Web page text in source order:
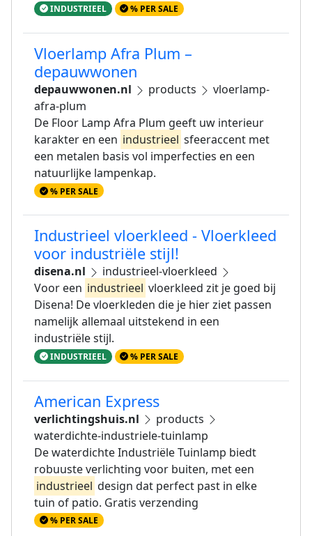
INDUSTRIEEL % PER SALE
Vloerlamp Afra Plum –
depauwwonen
depauwwonen.nl products
vloerlamp-
afra-plum
De Floor Lamp Afra Plum geeft uw interieur
karakter en een industrieel sfeeraccent met
een metalen basis vol imperfecties en een
natuurlijke lampenkap.
% PER SALE
Industrieel vloerkleed - Vloerkleed
voor industriële stijl!
disena.nl
industrieel-vloerkleed
Voor een industrieel vloerkleed zit je goed bij
Disena! De vloerkleden die je hier ziet passen
namelijk allemaal uitstekend in een
industriële stijl.
INDUSTRIEEL % PER SALE
American Express
verlichtingshuis.nl
products
waterdichte-industriele-tuinlamp
De waterdichte Industriële Tuinlamp biedt
robuuste verlichting voor buiten, met een
industrieel design dat perfect past in elke
tuin of patio. Gratis verzending
% PER SALE